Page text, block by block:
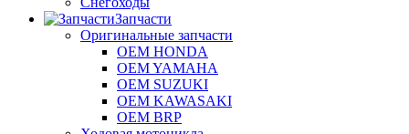
Запчасти
Оригинальные запчасти
OEM HONDA
OEM YAMAHA
OEM SUZUKI
OEM KAWASAKI
OEM BRP